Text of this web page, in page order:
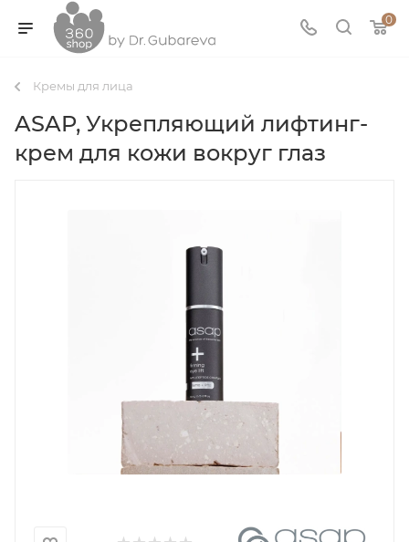
0
Кремы для лица
ASAP, Укрепляющий лифтинг-
крем для кожи вокруг глаз